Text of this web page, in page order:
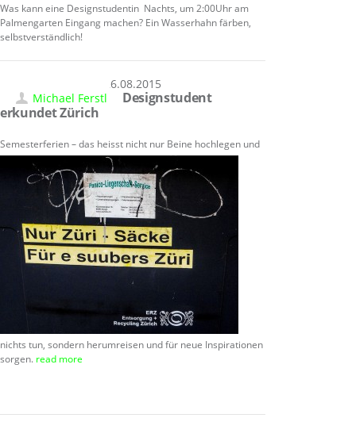
Was kann eine Designstudentin Nachts, um 2:00Uhr am
Palmengarten Eingang machen? Ein Wasserhahn färben,
selbstverständlich!
26.08.2015
Michael Ferstl
Designstudent
erkundet Zürich
Semesterferien – das heisst nicht nur Beine hochlegen und
nichts tun, sondern herumreisen und für neue Inspirationen
sorgen. read more